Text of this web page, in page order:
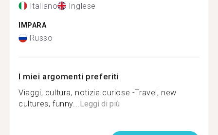
Italiano Inglese
IMPARA
Russo
I miei argomenti preferiti
Viaggi, cultura, notizie curiose -Travel, new
cultures, funny...Leggi di più